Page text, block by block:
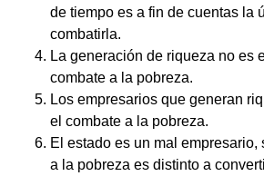
de tiempo es a fin de cuentas la
combatirla.
La generación de riqueza no es
combate a la pobreza.
Los empresarios que generan
el combate a la pobreza.
El estado es un mal empresario,
a la pobreza es distinto a